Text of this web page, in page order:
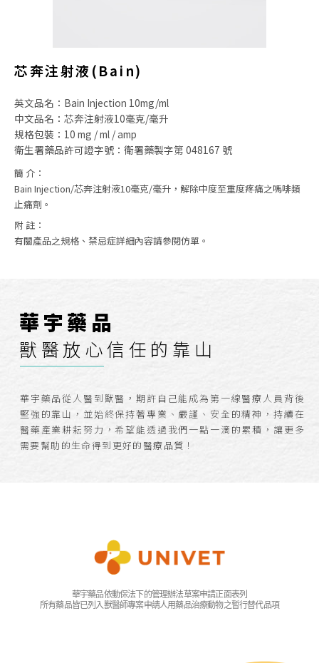
芯奔注射液(Bain)
英文品名：Bain Injection 10mg/ml
中文品名：芯奔注射液10毫克/毫升
規格包裝：10 mg / ml / amp
衛生署藥品許可證字號：衛署藥製字第 048167 號
簡 介：
Bain Injection/芯奔注射液10毫克/毫升，解除中度至重度疼痛之嗎啡類
止痛劑。
附 註：
有關產品之規格、禁忌症詳細內容請參閱仿單。
華宇藥品
獸醫放心信任的靠山
華宇藥品從人醫到獸醫，期許自己能成為第一線醫療人員背後
堅強的靠山，並始終保持著專業、嚴謹、安全的精神，持續在
醫藥產業耕耘努力，希望能透過我們一點一滴的累積，讓更多
需要幫助的生命得到更好的醫療品質！
華宇藥品依動保法下的管理辦法草案申請正面表列
所有藥品皆已列入獸醫師專案申請人用藥品治療動物之暫行替代品項